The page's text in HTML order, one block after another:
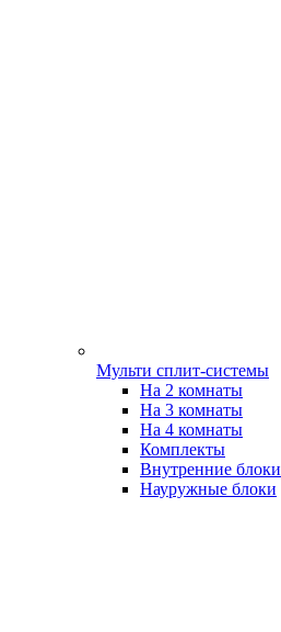
Мульти сплит-системы
На 2 комнаты
На 3 комнаты
На 4 комнаты
Комплекты
Внутренние блоки
Науружные блоки